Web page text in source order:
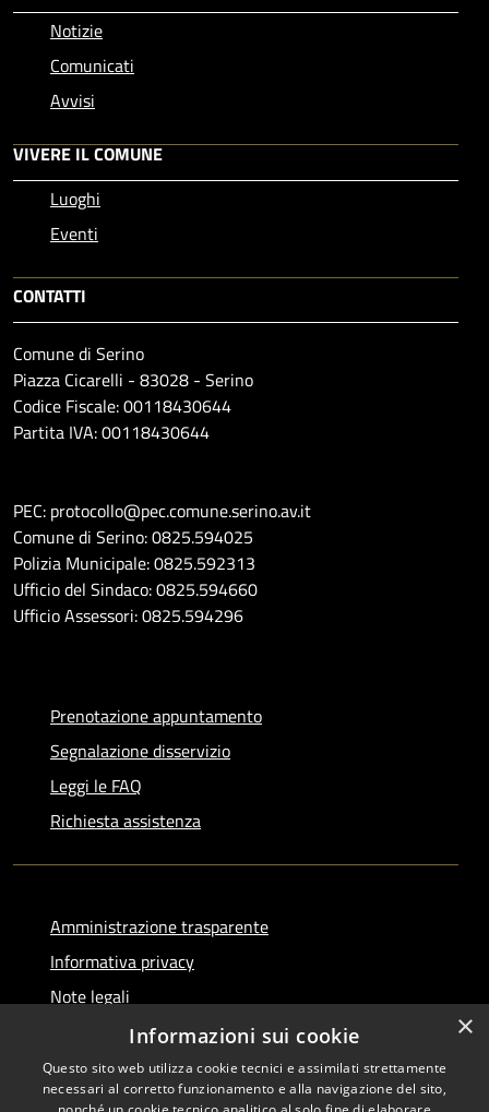
Notizie
Comunicati
Avvisi
VIVERE IL COMUNE
Luoghi
Eventi
CONTATTI
Comune di Serino
Piazza Cicarelli - 83028 - Serino
Codice Fiscale: 00118430644
Partita IVA: 00118430644
PEC: protocollo@pec.comune.serino.av.it
Comune di Serino: 0825.594025
Polizia Municipale: 0825.592313
Ufficio del Sindaco: 0825.594660
Ufficio Assessori: 0825.594296
Prenotazione appuntamento
Segnalazione disservizio
Leggi le FAQ
Richiesta assistenza
Amministrazione trasparente
Informativa privacy
Note legali
Dichiarazione di accessibilità
×
Informazioni sui cookie
Questo sito web utilizza cookie tecnici e assimilati strettamente
necessari al corretto funzionamento e alla navigazione del sito,